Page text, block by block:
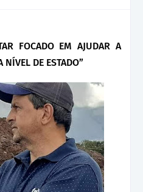
FOCADO EM AJUDAR A
DE ESTADO”